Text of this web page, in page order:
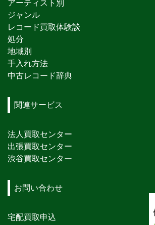
アーティスト別
ジャンル
レコード買取体験談
処分
地域別
手入れ方法
中古レコード辞典
関連サービス
法人買取センター
出張買取センター
渋谷買取センター
お問い合わせ
宅配買取申込